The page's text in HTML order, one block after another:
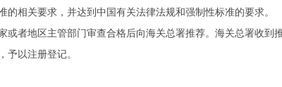
相关要求，并达到中国有关法律法规和强制性标准的要求。
或者地区主管部门审查合格后向海关总署推荐。海关总署收到
予以注册登记。